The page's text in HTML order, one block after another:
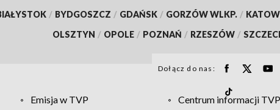
/ BYDGOSZCZ / GDAŃSK / GORZÓW WLKP. /
OLSZTYN / OPOLE / POZNAŃ / RZESZÓW /
Dołącz do nas:
Emisja w TVP Centrum informacji TVP